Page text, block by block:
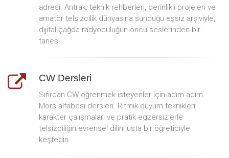
adresi. Antrak; teknik rehberleri, derinlikli projeleri ve
amatör telsizcilik dünyasına sunduğu eşsiz arşiviyle,
dijital çağda radyoculuğun öncü seslerinden bir
tanesi
CW Dersleri
Sıfırdan CW öğrenmek isteyenler için adım adım
Mors alfabesi dersleri. Ritmik duyum teknikleri,
karakter çalışmaları ve pratik egzersizlerle
telsizciliğin evrensel dilini usta bir öğreticiyle
keşfedin.